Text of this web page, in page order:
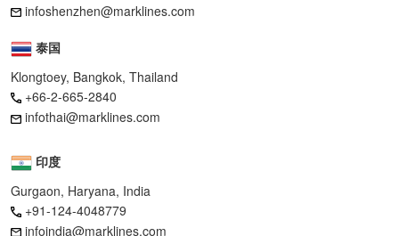
infoshenzhen@marklines.com
泰国
Klongtoey, Bangkok, Thailand
+66-2-665-2840
infothai@marklines.com
印度
Gurgaon, Haryana, India
+91-124-4048779
infoindia@marklines.com